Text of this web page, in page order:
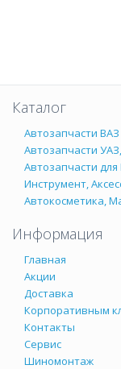
Каталог
Автозапчасти ВАЗ
Автозапчасти
Автозапчасти
Инструмент,
Автокосметика,
Информация
Главная
Акции
Доставка
Корпоративным
Контакты
Сервис
Шиномонтаж